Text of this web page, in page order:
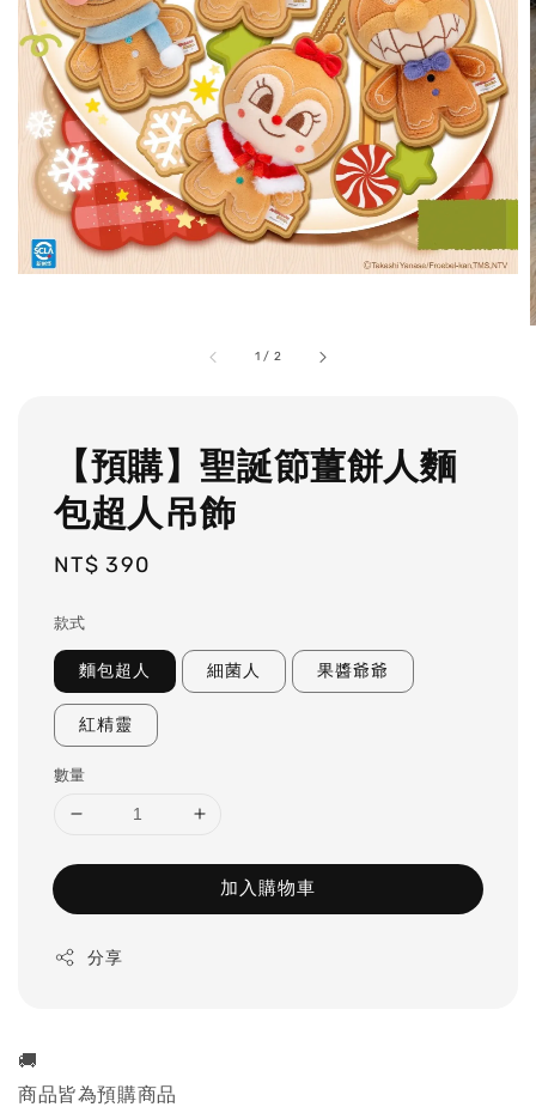
1 / 2
【預購】聖誕節薑餅人麵
包超人吊飾
Regular
NT$ 390
款式
麵包超人 細菌人 果醬爺爺
紅精靈
數量
加入購物車
分享
🚚
商品皆為預購商品